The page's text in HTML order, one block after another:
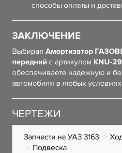
способы оплаты и
ЗАКЛЮЧЕНИЕ
Выбирая Амортизатор
передний с артикулом KNU-
обеспечиваете надежную и
автомобиля в любых
ЧЕРТЕЖИ
Запчасти на УАЗ 3163
Подвеска